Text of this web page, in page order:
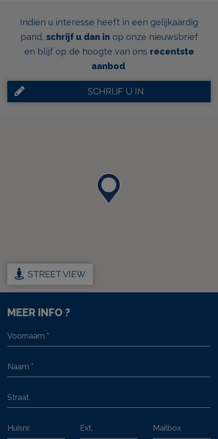
Indien u interesse heeft in een gelijkaardig
pand, schrijf u dan in op onze nieuwsbrief
en blijf op de hoogte van ons recentste
aanbod.
SCHRIJF U IN
STREET VIEW
MEER INFO ?